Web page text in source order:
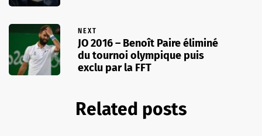
NEXT
JO 2016 – Benoît Paire éliminé
du tournoi olympique puis
exclu par la FFT
Related posts